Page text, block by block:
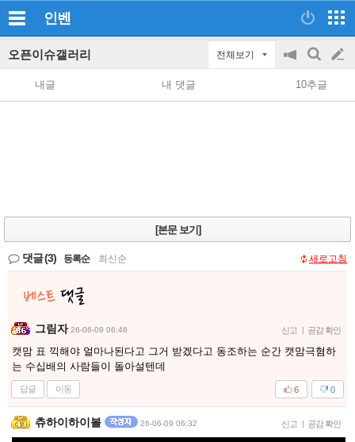
인벤
오픈이슈갤러리 전체보기
공
지
on/off
검
색
글
쓰
내글 내 댓글 10추글
[본문 보기]
댓글(3) 등록순 최신순 새로고침
그림자 26-06-09 06:46 신고 | 공감 확인
캣맘 표 끽해야 얼마나된다고 그거 받겠다고 동조하는 순간 캣맘극혐하
는 수십배의 사람들이 돌아설텐데
답글 이동 0
6
츄하이하이볼 26-06-09 06:32 신고 | 공감 확인